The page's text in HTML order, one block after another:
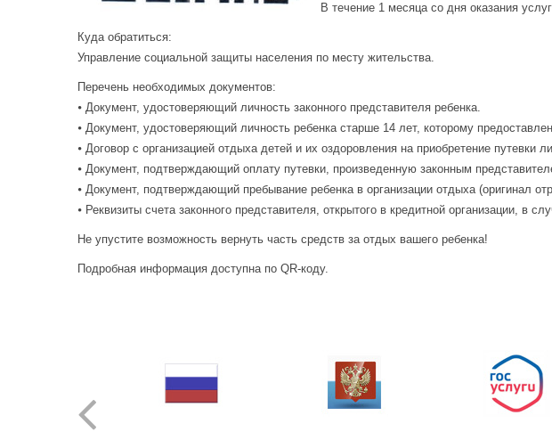
В течение 1 месяца со дня оказания
Куда обратиться:
Управление социальной защиты населения по месту жительства.
Перечень необходимых документов:
⦁ Документ, удостоверяющий личность законного представителя ребенка.
⦁ Документ, удостоверяющий личность ребенка старше 14 лет, которому
⦁ Договор с организацией отдыха детей и их оздоровления на приобретение
⦁ Документ, подтверждающий оплату путевки, произведенную законным
⦁ Документ, подтверждающий пребывание ребенка в организации отдыха (оригинал
⦁ Реквизиты счета законного представителя, открытого в кредитной организации, в
Не упустите возможность вернуть часть средств за отдых вашего ребенка!
Подробная информация доступна по QR-коду.